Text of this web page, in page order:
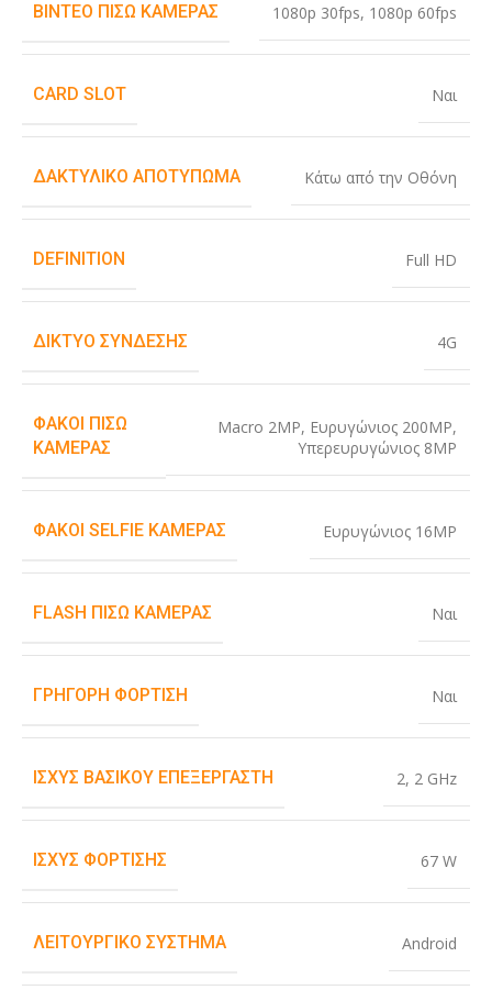
ΒΊΝΤΕΟ ΠΊΣΩ ΚΆΜΕΡΑΣ 1080p 30fps, 1080p 60fps
CARD SLOT Ναι
ΔΑΚΤΥΛΙΚΌ ΑΠΟΤΎΠΩΜΑ Κάτω από την Οθόνη
DEFINITION Full HD
ΔΊΚΤΥΟ ΣΎΝΔΕΣΗΣ 4G
ΦΑΚΟΊ ΠΊΣΩ
ΚΆΜΕΡΑΣ
Macro 2MP, Ευρυγώνιος 200MP,
Υπερευρυγώνιος 8MP
ΦΑΚΟΊ SELFIE ΚΆΜΕΡΑΣ Ευρυγώνιος 16MP
FLASH ΠΊΣΩ ΚΆΜΕΡΑΣ Ναι
ΓΡΉΓΟΡΗ ΦΌΡΤΙΣΗ Ναι
ΙΣΧΎΣ ΒΑΣΙΚΟΎ ΕΠΕΞΕΡΓΑΣΤΉ 2, 2 GHz
ΙΣΧΎΣ ΦΌΡΤΙΣΗΣ 67 W
ΛΕΙΤΟΥΡΓΙΚΌ ΣΎΣΤΗΜΑ Android